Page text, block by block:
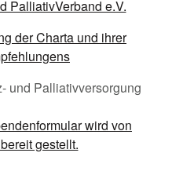
und Palliativversorgung